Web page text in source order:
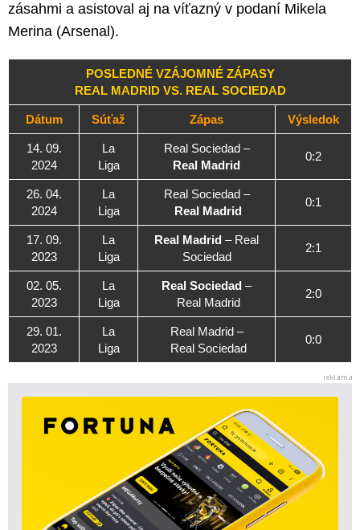
zásahmi a asistoval aj na víťazný v podaní Mikela
Merina (Arsenal).
POSLEDNÉ VZÁJOMNÉ ZÁPASY
REAL MADRID VS. REAL SOCIEDAD
Dátum Súťaž Zápas Výsledok
14. 09.
2024
La
Liga
Real Sociedad –
Real Madrid
0:2
26. 04.
2024
La
Liga
Real Sociedad –
Real Madrid
0:1
17. 09.
2023
La
Liga
Real Madrid – Real
Sociedad
2:1
02. 05.
2023
La
Liga
Real Sociedad –
Real Madrid
2:0
29. 01.
2023
La
Liga
Real Madrid –
Real Sociedad
0:0